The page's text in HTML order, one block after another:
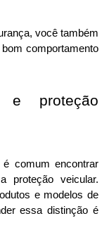
você também
comportamento
e proteção
comum encontrar
proteção veicular.
e modelos de
essa distinção é